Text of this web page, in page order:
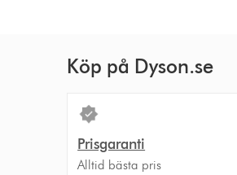
Köp på Dyson.se
Prisgaranti
Alltid bästa pris